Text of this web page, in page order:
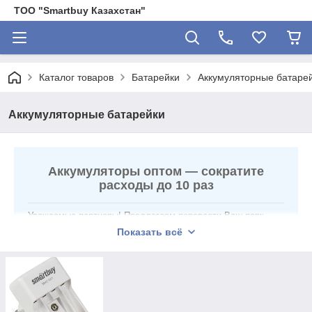
ТОО "Smartbuy Казахстан"
Каталог товаров Батарейки Аккумуляторные
Аккумуляторные батарейки
Аккумуляторы оптом — сократите
расходы до 10 раз
Уважаемые партнеры! Предлагаем перевести Ваш парк
техники на аккумуляторы SmartBuy. Это инвестиционное
бюджет компании.
✅ Экономика:
операционных затрат (OPEX).
✅ Техническое превосходство:
Показать всё